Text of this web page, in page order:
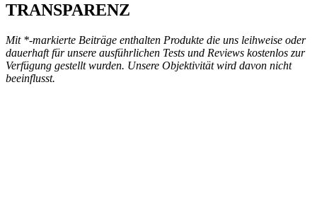
TRANSPARENZ
Mit *-markierte Beiträge enthalten Produkte die uns leihweise oder
dauerhaft für unsere ausführlichen Tests und Reviews kostenlos zur
Verfügung gestellt wurden. Unsere Objektivität wird davon nicht
beeinflusst.